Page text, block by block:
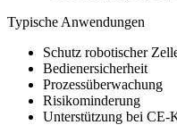
Typische Anwendungen
Schutz robotischer
Bedienersicherheit
Prozessüberwachung
Risikominderung
Unterstützung bei CE-